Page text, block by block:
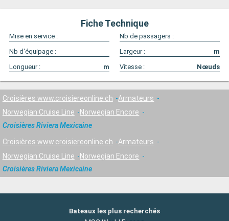
Fiche Technique
Mise en service :
Nb de passagers :
Nb d'équipage :
Largeur :
m
Longueur :
m Vitesse : Nœuds
Croisières www.croisiereonline.ch
Armateurs
Norwegian Cruise Line
Norwegian Encore
Croisières Riviera Mexicaine
Croisières www.croisiereonline.ch
Armateurs
Norwegian Cruise Line
Norwegian Encore
Croisières Riviera Mexicaine
Bateaux les plus recherchés